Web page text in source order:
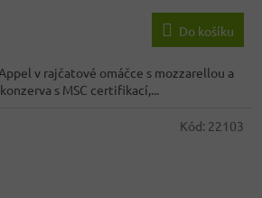
Do košíku
v rajčatové omáčce s mozzarellou a
s MSC certifikací,...
Kód: 22103